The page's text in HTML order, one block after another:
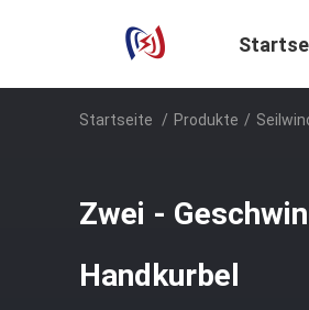
Startseite / Produkte /
Zwei -
Handkurbel